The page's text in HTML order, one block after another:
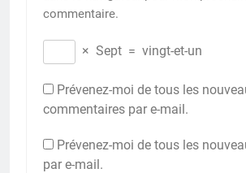
commentaire.
× Sept = vingt-et-un
Prévenez-moi de tous les
commentaires par e-mail.
Prévenez-moi de tous les
par e-mail.